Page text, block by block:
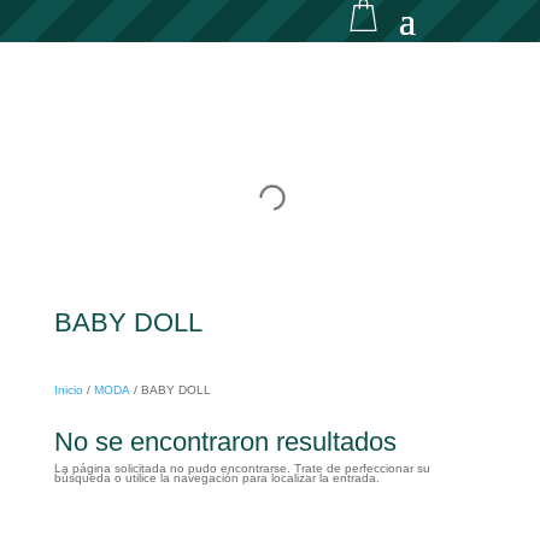
BABY DOLL
Inicio / MODA/ BABY DOLL
No se encontraron resultados
La página solicitada no pudo encontrarse. Trate de perfeccionar su
búsqueda o utilice la navegación para localizar la entrada.